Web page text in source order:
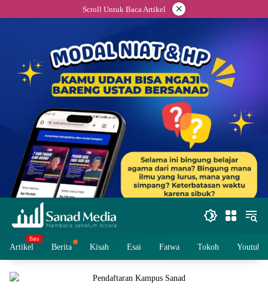
to
Scroll Untuk Baca Artikel ×
Artikel Berita Kisah Esai Fatwa Tokoh Youtube